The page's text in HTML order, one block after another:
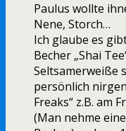
Paulus wollte
Nene, Storch…
Ich glaube es
Becher „Shai
Seltsamerweiße
persönlich
Freaks“ z.B. am
(Man nehme